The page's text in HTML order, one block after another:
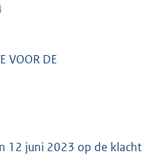
VOOR DE
12 juni 2023 op de klacht